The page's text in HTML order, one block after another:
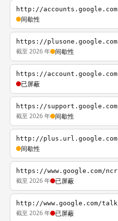
http://accounts.google.com
间歇性
https://plusone.google.com
截至 2026 年 间歇性
https://account.google.com
已屏蔽
https://support.google.com
截至 2026 年 间歇性
http://plus.url.google.com
间歇性
https://www.google.com/ncr
截至 2026 年 已屏蔽
http://www.google.com/talk
截至 2026 年 已屏蔽